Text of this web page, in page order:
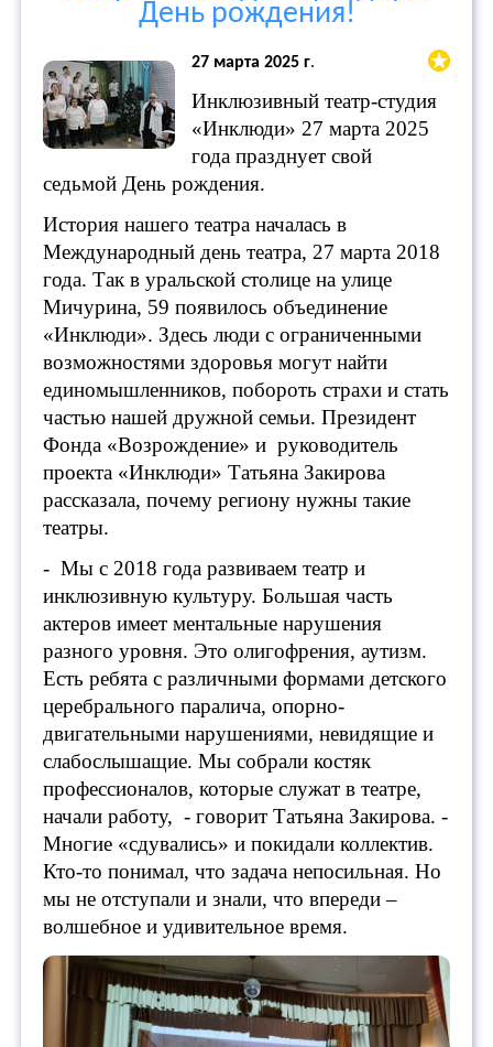
День рождения!
27 марта 2025 г.
Инклюзивный театр-студия
«Инклюди» 27 марта 2025
года празднует свой
седьмой День рождения.
История нашего театра началась в
Международный день театра, 27 марта 2018
года. Так в уральской столице на улице
Мичурина, 59 появилось объединение
«Инклюди». Здесь люди с ограниченными
возможностями здоровья могут найти
единомышленников, побороть страхи и стать
частью нашей дружной семьи. Президент
Фонда «Возрождение» и руководитель
проекта «Инклюди» Татьяна Закирова
рассказала, почему региону нужны такие
театры.
- Мы с 2018 года развиваем театр и
инклюзивную культуру. Большая часть
актеров имеет ментальные нарушения
разного уровня. Это олигофрения, аутизм.
Есть ребята с различными формами детского
церебрального паралича, опорно-
двигательными нарушениями, невидящие и
слабослышащие. Мы собрали костяк
профессионалов, которые служат в театре,
начали работу, - говорит Татьяна Закирова. -
Многие «сдувались» и покидали коллектив.
Кто-то понимал, что задача непосильная. Но
мы не отступали и знали, что впереди –
волшебное и удивительное время.